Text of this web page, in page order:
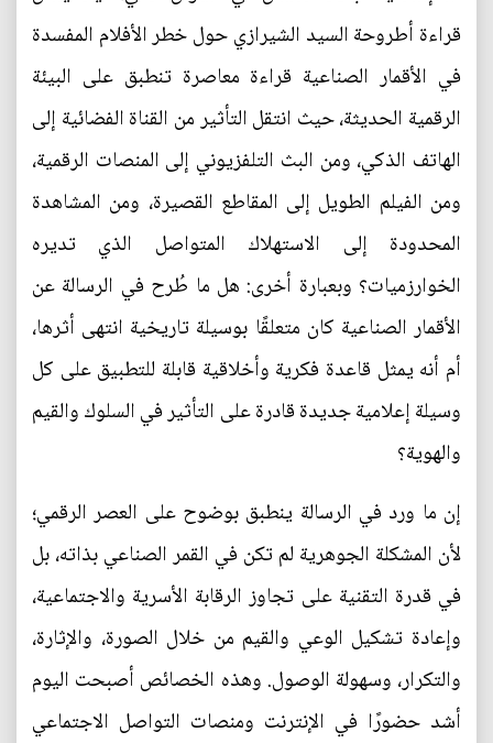
قراءة أطروحة السيد الشيرازي حول خطر الأفلام المفسدة
في الأقمار الصناعية قراءة معاصرة تنطبق على البيئة
الرقمية الحديثة، حيث انتقل التأثير من القناة الفضائية إلى
الهاتف الذكي، ومن البث التلفزيوني إلى المنصات الرقمية،
ومن الفيلم الطويل إلى المقاطع القصيرة، ومن المشاهدة
المحدودة إلى الاستهلاك المتواصل الذي تديره
الخوارزميات؟ وبعبارة أخرى: هل ما طُرح في الرسالة عن
الأقمار الصناعية كان متعلقًا بوسيلة تاريخية انتهى أثرها،
أم أنه يمثل قاعدة فكرية وأخلاقية قابلة للتطبيق على كل
وسيلة إعلامية جديدة قادرة على التأثير في السلوك والقيم
والهوية؟
إن ما ورد في الرسالة ينطبق بوضوح على العصر الرقمي؛
لأن المشكلة الجوهرية لم تكن في القمر الصناعي بذاته، بل
في قدرة التقنية على تجاوز الرقابة الأسرية والاجتماعية،
وإعادة تشكيل الوعي والقيم من خلال الصورة، والإثارة،
والتكرار، وسهولة الوصول. وهذه الخصائص أصبحت اليوم
أشد حضورًا في الإنترنت ومنصات التواصل الاجتماعي